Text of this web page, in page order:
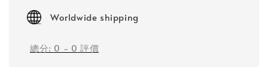
price
Worldwide shipping
總分: 0 - 0 評價